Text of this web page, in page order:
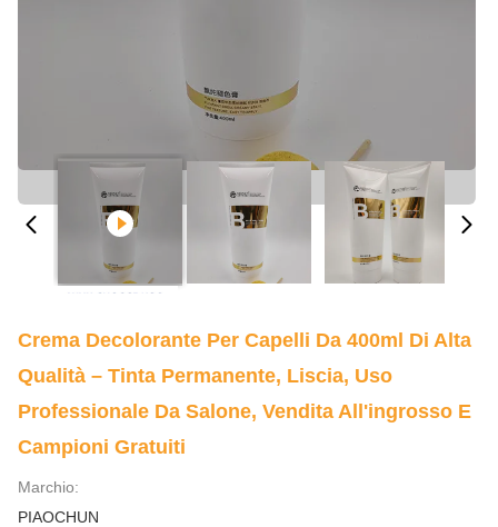
Crema Decolorante Per Capelli Da 400ml Di Alta
Qualità – Tinta Permanente, Liscia, Uso
Professionale Da Salone, Vendita All'ingrosso E
Campioni Gratuiti
Marchio:
PIAOCHUN